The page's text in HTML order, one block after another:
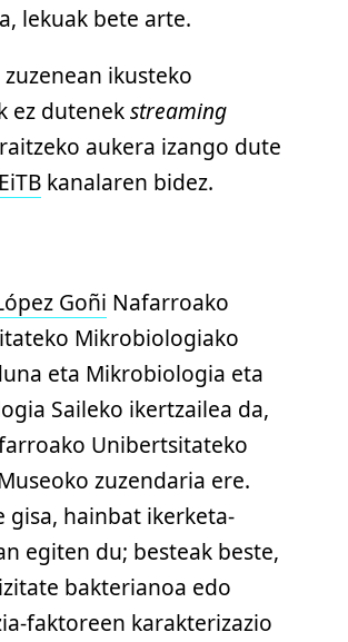
lekuak bete arte.
ikusteko
ez dutenekstreaming
aukera izango dute
kanalaren bidez.
Goñi Nafarroako
Mikrobiologiako
eta Mikrobiologia eta
Saileko ikertzailea da,
Unibertsitateko
zuzendaria ere.
gisa, hainbat ikerketa-
egiten du; besteak beste,
bakterianoa edo
faktoreen karakterizazio